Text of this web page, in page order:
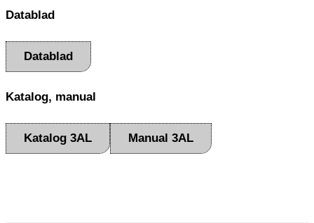
Datablad
Datablad
Katalog, manual
Katalog 3AL Manual 3AL